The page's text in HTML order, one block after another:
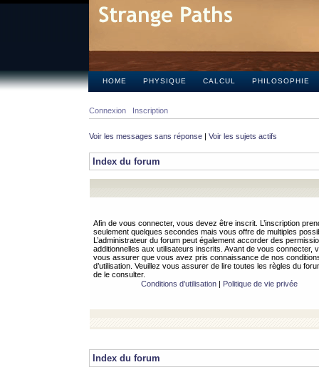
HOME PHYSIQUE CALCUL PHILOSOPHIE
Connexion Inscription
Voir les messages sans réponse | Voir les sujets actifs
Index du forum
Afin de vous connecter, vous devez être inscrit. L’inscription
seulement quelques secondes mais vous offre de multiples
L’administrateur du forum peut également accorder des
additionnelles aux utilisateurs inscrits. Avant de vous connecter,
vous assurer que vous avez pris connaissance de nos
d’utilisation. Veuillez vous assurer de lire toutes les règles du
de le consulter.
Conditions d’utilisation| Politique de vie privée
Index du forum